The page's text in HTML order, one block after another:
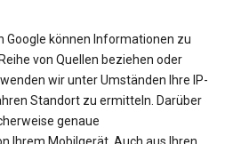
Google können Informationen zu
von Quellen beziehen oder
wir unter Umständen Ihre IP-
Standort zu ermitteln. Darüber
genaue